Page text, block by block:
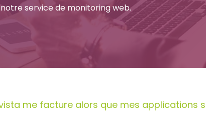
service de monitoring web.
me facture alors que mes applications